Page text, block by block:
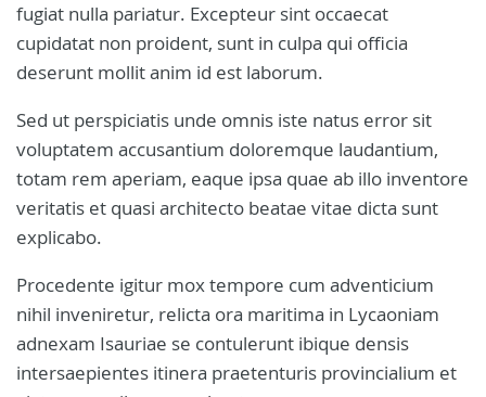
fugiat nulla pariatur. Excepteur sint occaecat
cupidatat non proident, sunt in culpa qui officia
deserunt mollit anim id est laborum.
Sed ut perspiciatis unde omnis iste natus error sit
voluptatem accusantium doloremque laudantium,
totam rem aperiam, eaque ipsa quae ab illo inventore
veritatis et quasi architecto beatae vitae dicta sunt
explicabo.
Procedente igitur mox tempore cum adventicium
nihil inveniretur, relicta ora maritima in Lycaoniam
adnexam Isauriae se contulerunt ibique densis
intersaepientes itinera praetenturis provincialium et